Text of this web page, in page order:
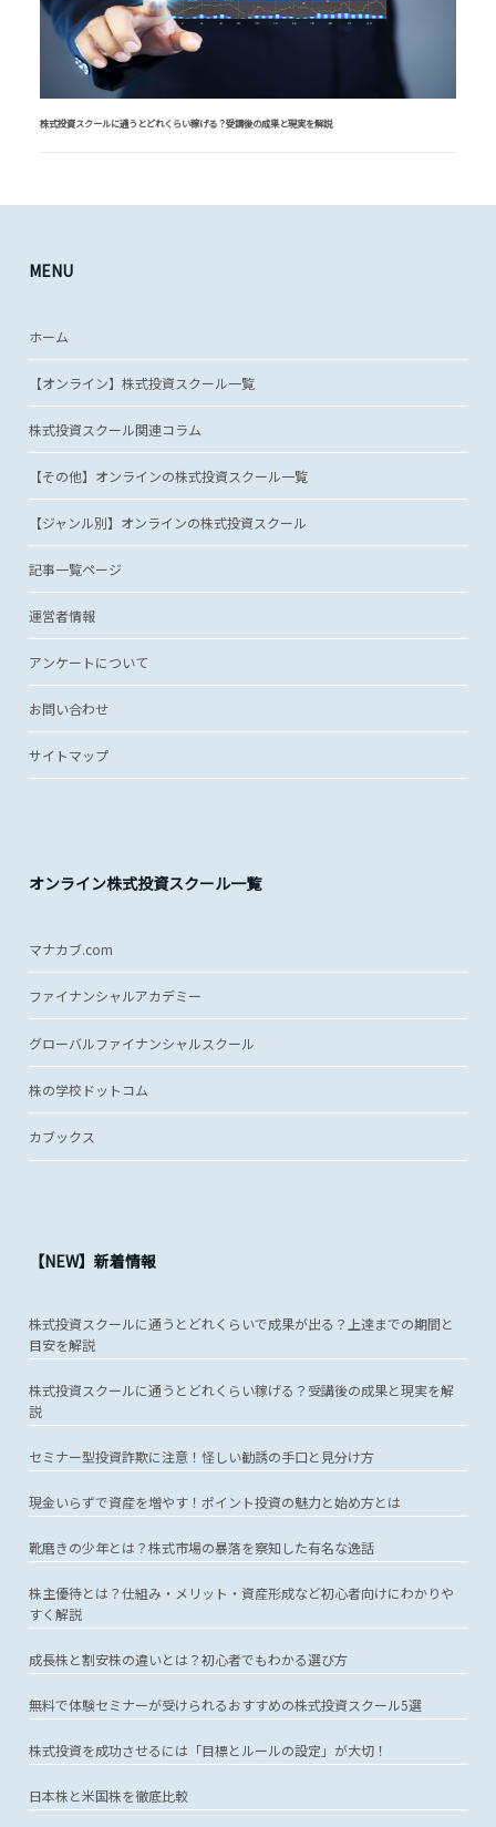
株式投資スクールに通うとどれくらい稼げる？受講後の成果と現実を解説
MENU
ホーム
【オンライン】株式投資スクール一覧
株式投資スクール関連コラム
【その他】オンラインの株式投資スクール一覧
【ジャンル別】オンラインの株式投資スクール
記事一覧ページ
運営者情報
アンケートについて
お問い合わせ
サイトマップ
オンライン株式投資スクール一覧
マナカブ.com
ファイナンシャルアカデミー
グローバルファイナンシャルスクール
株の学校ドットコム
カブックス
【NEW】新着情報
株式投資スクールに通うとどれくらいで成果が出る？上達までの期間と
目安を解説
株式投資スクールに通うとどれくらい稼げる？受講後の成果と現実を解
説
セミナー型投資詐欺に注意！怪しい勧誘の手口と見分け方
現金いらずで資産を増やす！ポイント投資の魅力と始め方とは
靴磨きの少年とは？株式市場の暴落を察知した有名な逸話
株主優待とは？仕組み・メリット・資産形成など初心者向けにわかりや
すく解説
成長株と割安株の違いとは？初心者でもわかる選び方
無料で体験セミナーが受けられるおすすめの株式投資スクール5選
株式投資を成功させるには「目標とルールの設定」が大切！
日本株と米国株を徹底比較